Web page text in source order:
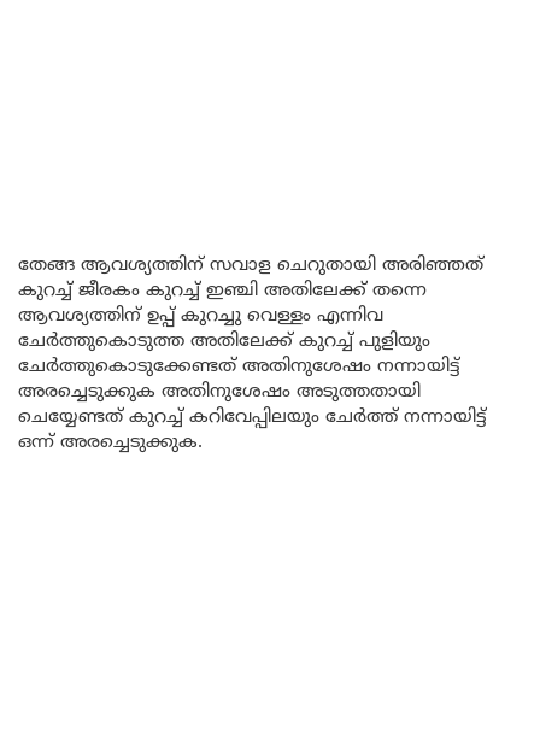
തേങ്ങ ആവശ്യത്തിന് സവാള ചെറുതായി അരിഞ്ഞത്
കുറച്ച് ജീരകം കുറച്ച് ഇഞ്ചി അതിലേക്ക് തന്നെ
ആവശ്യത്തിന് ഉപ്പ് കുറച്ചു വെള്ളം എന്നിവ
ചേർത്തുകൊടുത്ത അതിലേക്ക് കുറച്ച് പുളിയും
ചേർത്തുകൊടുക്കേണ്ടത് അതിനുശേഷം നന്നായിട്ട്
അരച്ചെടുക്കുക അതിനുശേഷം അടുത്തതായി
ചെയ്യേണ്ടത് കുറച്ച് കറിവേപ്പിലയും ചേർത്ത് നന്നായിട്ട്
ഒന്ന് അരച്ചെടുക്കുക.